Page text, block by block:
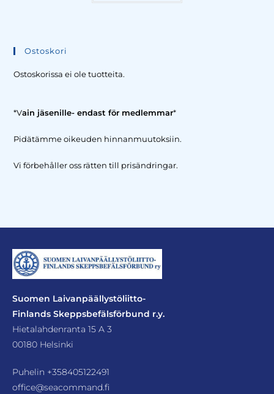
Ostoskori
Ostoskorissa ei ole tuotteita.
*Vain jäsenille- endast för medlemmar*
Pidätämme oikeuden hinnanmuutoksiin.
Vi förbehåller oss rätten till prisändringar.
Suomen Laivanpäällystöliitto-
Finlands Skeppsbefälsförbund r.y.
Hietalahdenranta 15 A 3
00180 Helsinki
Puhelin +358405122491
office@seacommand.fi